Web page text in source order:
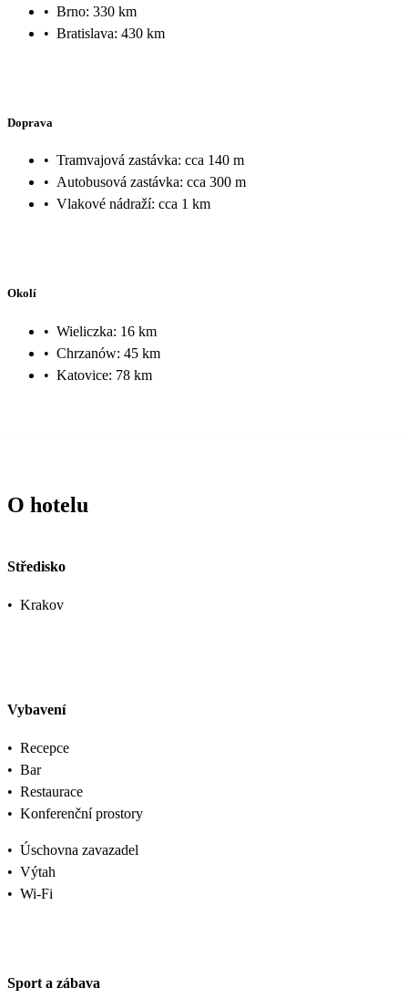
• Brno: 330 km
• Bratislava: 430 km
Doprava
• Tramvajová zastávka: cca 140 m
• Autobusová zastávka: cca 300 m
• Vlakové nádraží: cca 1 km
Okolí
• Wieliczka: 16 km
• Chrzanów: 45 km
• Katovice: 78 km
O hotelu
Středisko
• Krakov
Vybavení
• Recepce
• Bar
• Restaurace
• Konferenční prostory
• Úschovna zavazadel
• Výtah
• Wi-Fi
Sport a zábava